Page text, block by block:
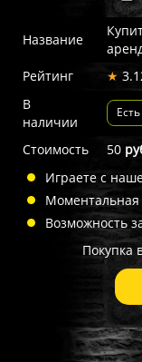
Название
Рейтинг
★
В
наличии
Стоимость 50
Играете с
Моментальная
Возможность
Покупка